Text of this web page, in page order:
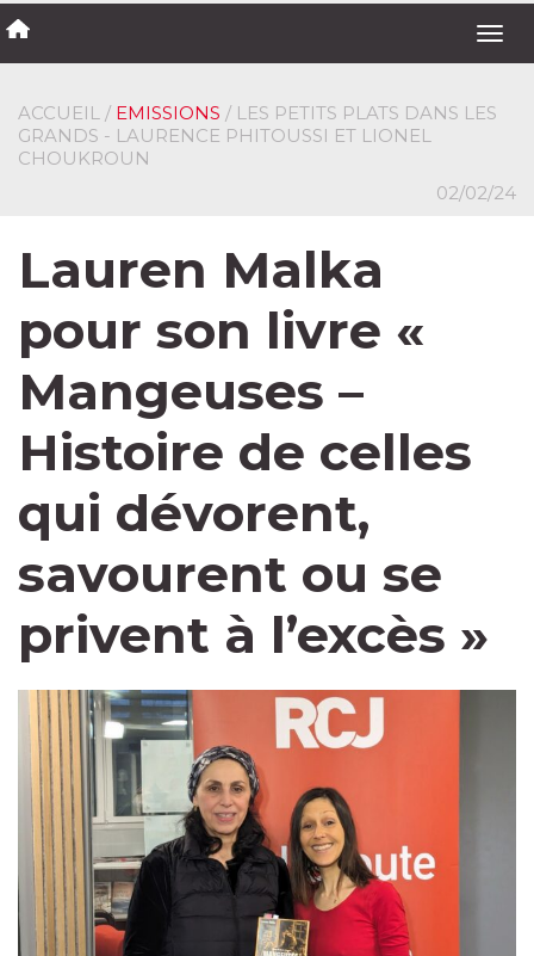
ACCUEIL / EMISSIONS / LES PETITS PLATS DANS LES
GRANDS - LAURENCE PHITOUSSI ET LIONEL
CHOUKROUN
02/02/24
Lauren Malka
pour son livre «
Mangeuses –
Histoire de celles
qui dévorent,
savourent ou se
privent à l’excès »